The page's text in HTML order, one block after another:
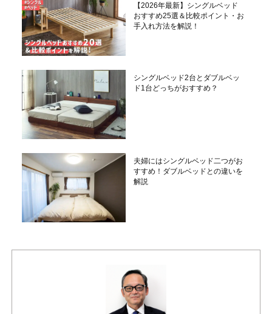
【2026年最新】シングルベッド
おすすめ25選＆比較ポイント・お
手入れ方法を解説！
シングルベッド2台とダブルベッ
ド1台どっちがおすすめ？
夫婦にはシングルベッド二つがお
すすめ！ダブルベッドとの違いを
解説